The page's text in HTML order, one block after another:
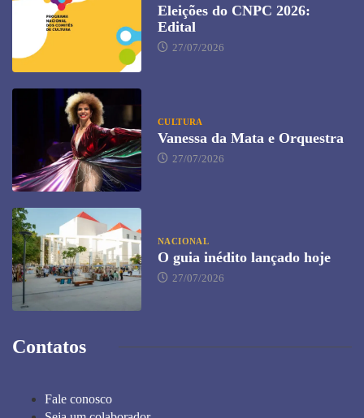
Eleições do CNPC 2026:
Edital
27/07/2026
CULTURA
Vanessa da Mata e Orquestra
27/07/2026
NACIONAL
O guia inédito lançado hoje
27/07/2026
Contatos
Fale conosco